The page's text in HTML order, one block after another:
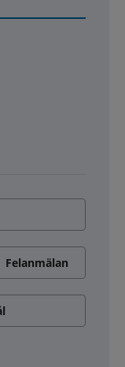
Felanmälan